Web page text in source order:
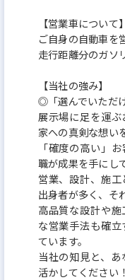
【営業車について】
ご自身の自動車を
走行距離分のガソ
【当社の強み】
◎「選んでいただ
展示場に足を運ぶ
家への真剣な想い
「確度の高い」
職が成果を手にし
営業、設計、施
出身者が多く、そ
高品質な設計や
な営業手法も確
ています。
当社の知見と、
活かしてください！